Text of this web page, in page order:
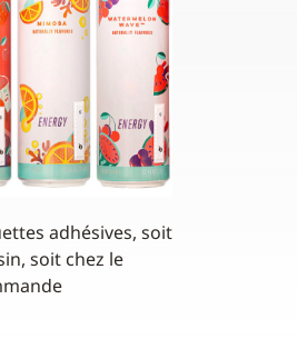
adhésives, soit
soit chez le